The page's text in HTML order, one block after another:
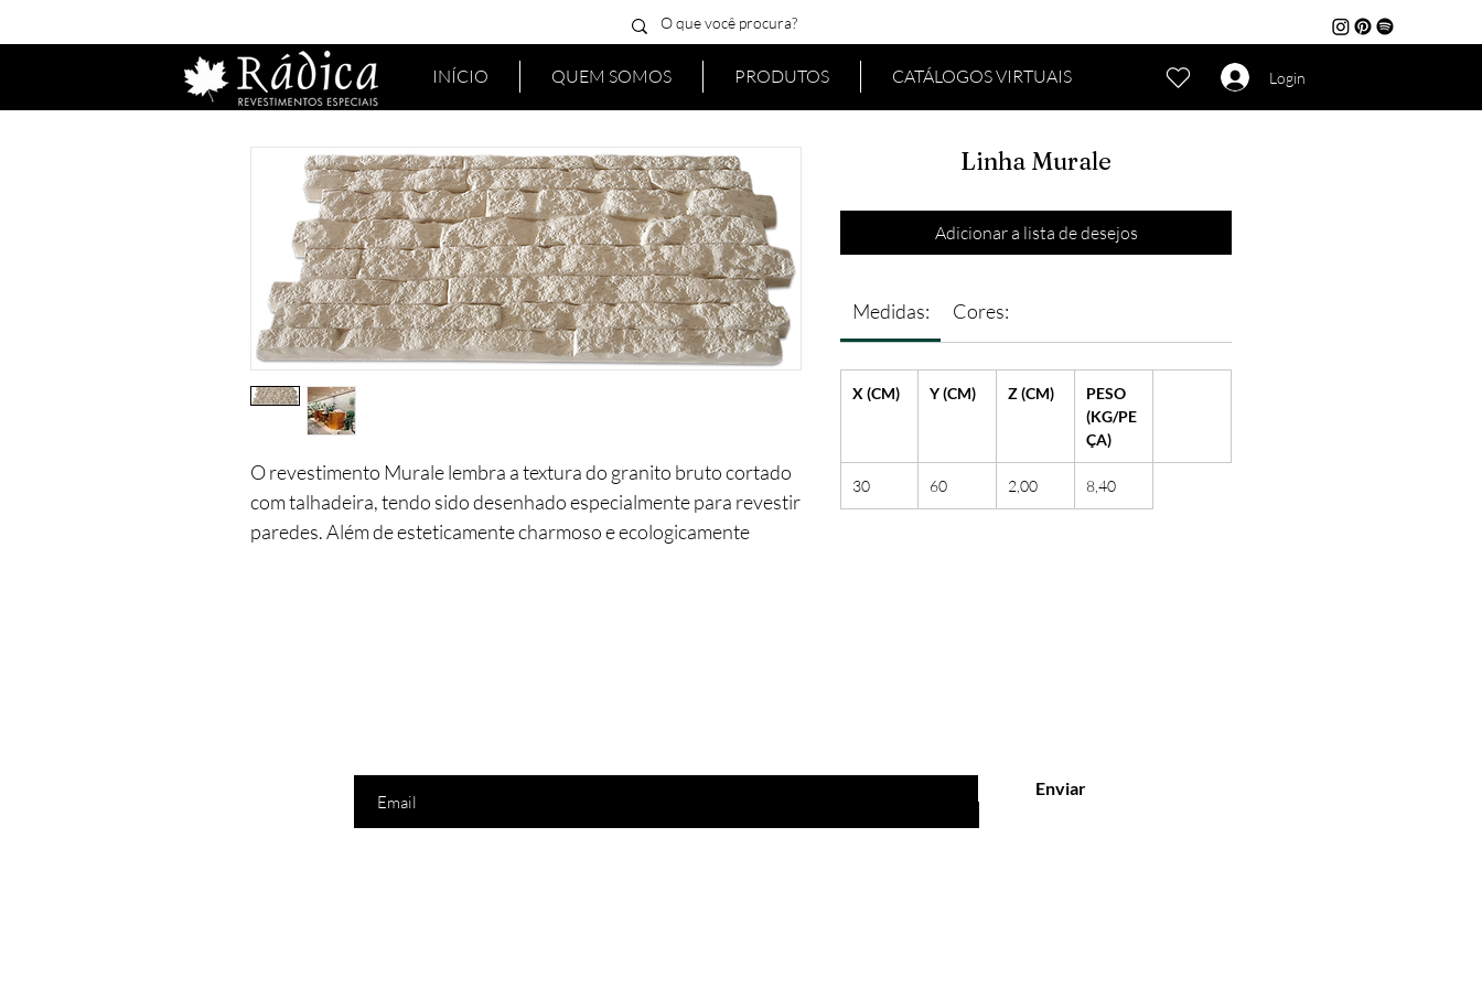
Login
INÍCIO QUEM SOMOS PRODUTOS CATÁLOGOS VIRTUAIS
O revestimento Murale lembra a textura do granito bruto cortado
com talhadeira, tendo sido desenhado especialmente para revestir
paredes. Além de esteticamente charmoso e ecologicamente
Linha Murale
Adicionar a lista de desejos
Medidas: Cores:
X (CM) Y (CM) Z (CM)
PESO
(KG/PE
ÇA)
30 60 2,00 8,40
Enviar